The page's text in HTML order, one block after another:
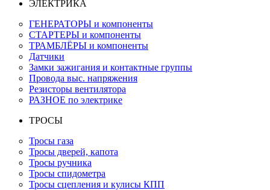
ЭЛЕКТРИКА
ГЕНЕРАТОРЫ и компоненты
СТАРТЕРЫ и компоненты
ТРАМБЛЁРЫ и компоненты
Датчики
Замки зажигания и контактные группы
Провода выс. напряжения
Резисторы вентилятора
РАЗНОЕ по электрике
ТРОСЫ
Тросы газа
Тросы дверей, капота
Тросы ручника
Тросы спидометра
Тросы сцепления и кулисы КПП